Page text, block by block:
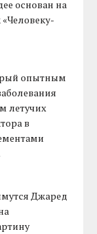
основан на
опытным
летучих
в
Джаред